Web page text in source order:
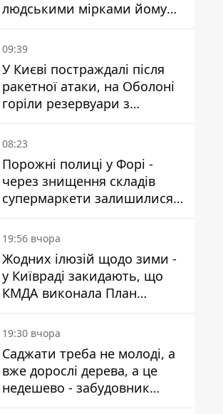
людськими мірками йому
вже понад 90 років
09:39
У Києві постраждалі після
ракетної атаки, на Оболоні
горіли резервуари з
паливом
08:23
Порожні полиці у Форі -
через знищення складів
супермаркети залишилися
без асортименту
19:56 вчора
Жодних ілюзій щодо зими -
у Київраді закидають, що
КМДА виконала План
стійкості на 20%
19:30 вчора
Саджати треба не молоді, а
вже дорослі дерева, а це
недешево - забудовник
Ніконов